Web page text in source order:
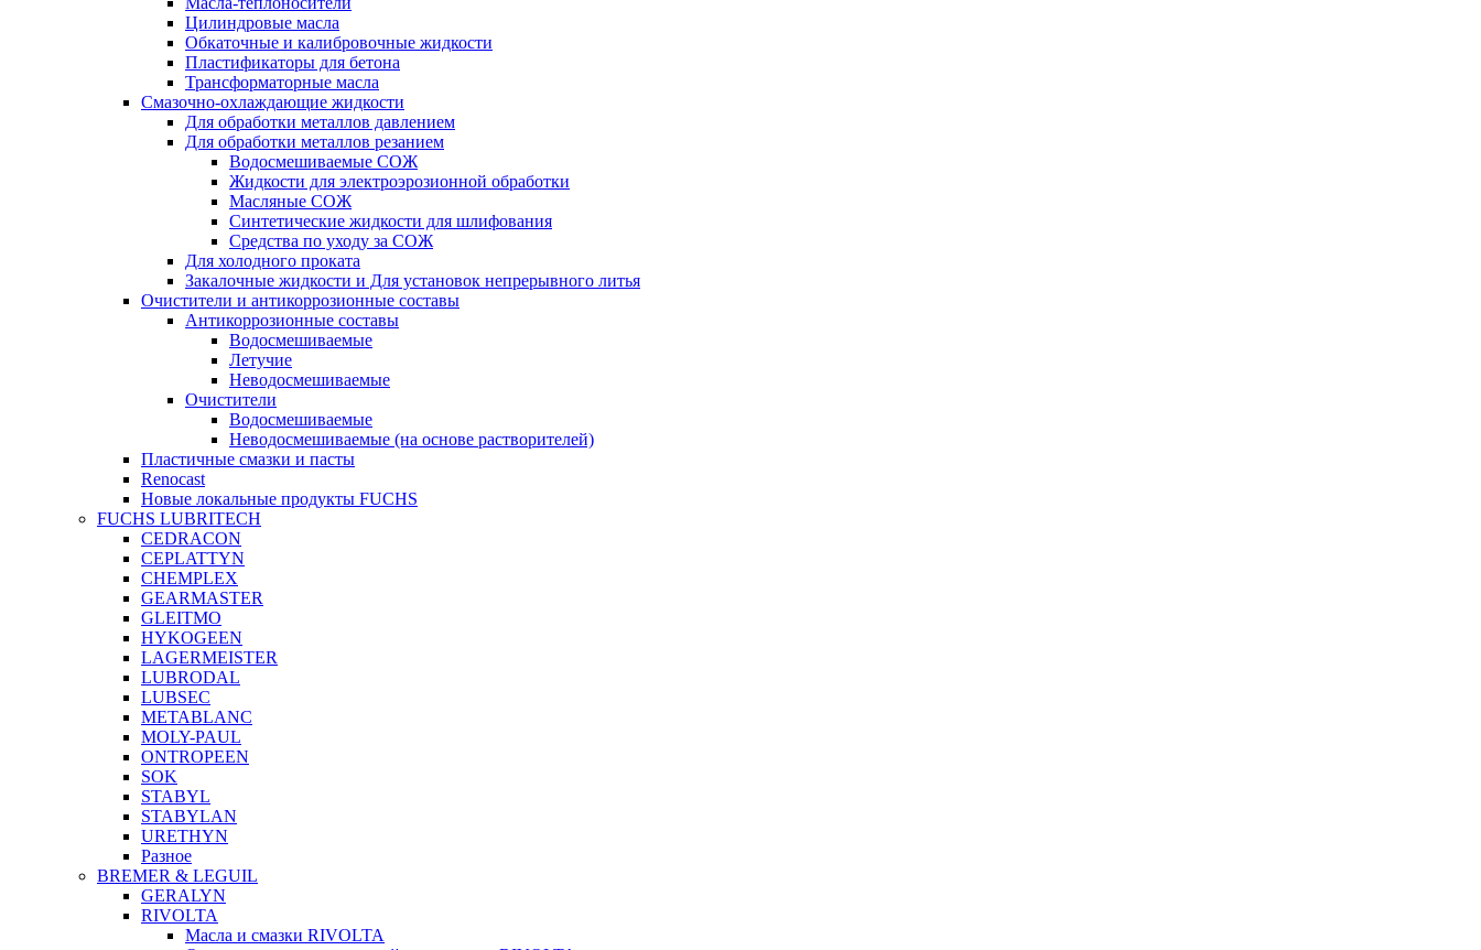
Цилиндровые масла
Обкаточные и калибровочные жидкости
Пластификаторы для бетона
Трансформаторные масла
Смазочно-охлаждающие жидкости
Для обработки металлов давлением
Для обработки металлов резанием
Водосмешиваемые СОЖ
Жидкости для электроэрозионной обработки
Масляные СОЖ
Синтетические жидкости для шлифования
Средства по уходу за СОЖ
Для холодного проката
Закалочные жидкости и Для установок непрерывного литья
Очистители и антикоррозионные составы
Антикоррозионные составы
Водосмешиваемые
Летучие
Неводосмешиваемые
Очистители
Водосмешиваемые
Неводосмешиваемые (на основе растворителей)
Пластичные смазки и пасты
Renocast
Новые локальные продукты FUCHS
FUCHS LUBRITECH
CEDRACON
CEPLATTYN
CHEMPLEX
GEARMASTER
GLEITMO
HYKOGEEN
LAGERMEISTER
LUBRODAL
LUBSEC
METABLANC
MOLY-PAUL
ONTROPEEN
SOK
STABYL
STABYLAN
URETHYN
Разное
BREMER & LEGUIL
GERALYN
RIVOLTA
Масла и смазки RIVOLTA